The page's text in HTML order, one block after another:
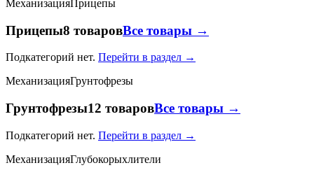
МеханизацияПрицепы
Прицепы8 товаровВсе товары →
Подкатегорий нет. Перейти в раздел →
МеханизацияГрунтофрезы
Грунтофрезы12 товаровВсе товары →
Подкатегорий нет. Перейти в раздел →
МеханизацияГлубокорыхлители